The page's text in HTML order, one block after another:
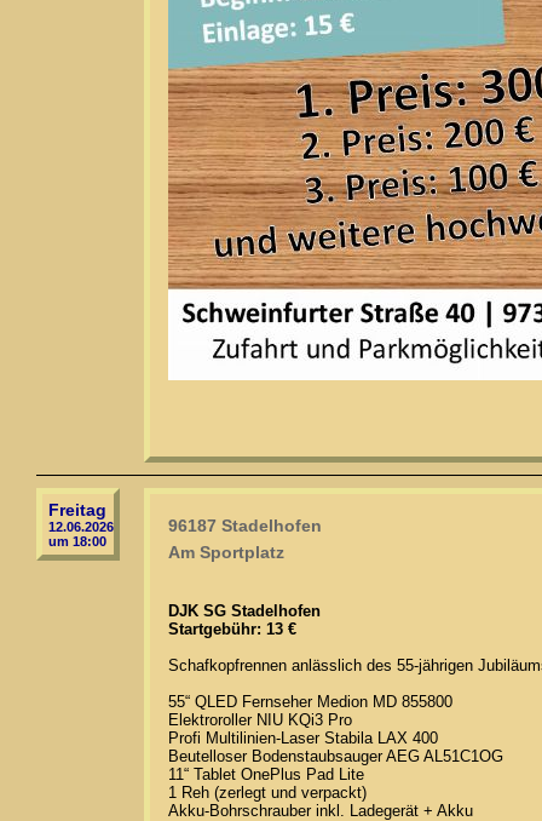
Freitag
12.06.2026
um 18:00
96187 Stadelhofen
Am Sportplatz
DJK SG Stadelhofen
Startgebühr: 13 €
Schafkopfrennen anlässlich des 55-jährigen
55“ QLED Fernseher Medion MD 855800
Elektroroller NIU KQi3 Pro
Profi Multilinien-Laser Stabila LAX 400
Beutelloser Bodenstaubsauger AEG AL51C1OG
11“ Tablet OnePlus Pad Lite
1 Reh (zerlegt und verpackt)
Akku-Bohrschrauber inkl. Ladegerät + Akku